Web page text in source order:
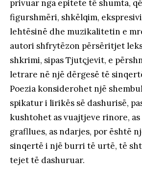
privuar nga epitete të shumta,
figurshmëri, shkëlqim,
lehtësinë dhe muzikalitetin e
autori shfrytëzon përsëritjet
shkrimi, sipas Tjutçjevit, e
letrare në një dërgesë të
Poezia konsiderohet një
spikatur i lirikës së dashurisë,
kushtohet as vuajtjeve rinore,
grafllues, as ndarjes, por është
sinqertë i një burri të urtë, të
tejet të dashuruar.